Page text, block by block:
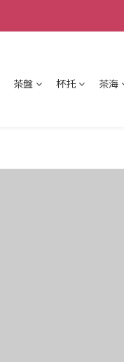
茶盤 杯托 茶海